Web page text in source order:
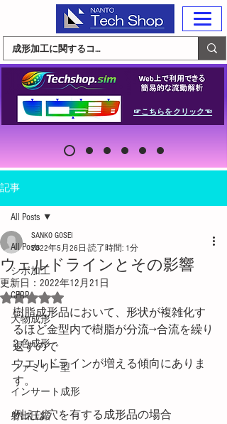
☞こちらをクリック☜
記事
All Posts
シボ加工
CFRP
大物成形
２色成形
ファミリー型
インサート成形
射出圧縮
All Posts
ウェルドラインとその影響
SANKO GOSEI
2022年5月26日 読了時間: 1分
更新日： 2022年12月21日
5つ星のうちNaNと評価されています。
樹脂成形品において、形状が複雑化す
るほど金型内で樹脂が分流→合流を繰り
返すので
ウエルドラインが増える傾向にありま
す。
例えば穴を有する成形品の場合